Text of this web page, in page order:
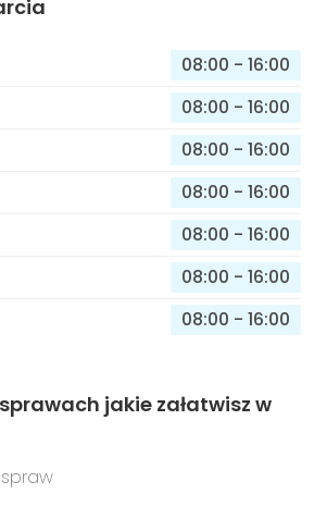
08:00 - 16:00
08:00 - 16:00
08:00 - 16:00
08:00 - 16:00
08:00 - 16:00
08:00 - 16:00
08:00 - 16:00
jakie załatwisz w